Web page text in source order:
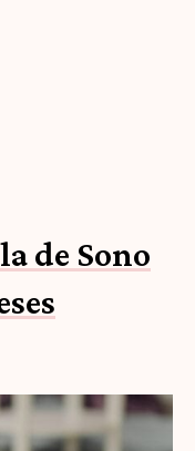
de Sono